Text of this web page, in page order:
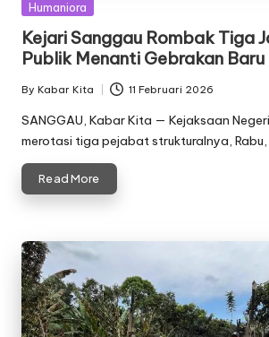
Posted
Humaniora
Kejari Sanggau Rombak Tiga
Publik Menanti Gebrakan Baru
Posted
by
By Kabar Kita 11 Februari 2026
SANGGAU, Kabar Kita — Kejaksaan
merotasi tiga pejabat strukturalnya, Rabu,
Read More